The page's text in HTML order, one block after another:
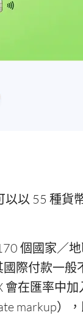
以以 55 種貨
個國家／
際付款一般
會在匯率中
markup）